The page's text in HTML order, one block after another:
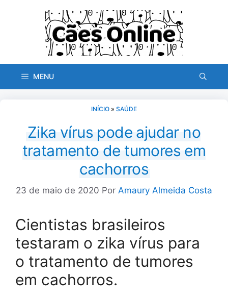
MENU
INÍCIO » SAÚDE
Zika vírus pode ajudar no
tratamento de tumores em
cachorros
23 de maio de 2020 Por Amaury Almeida Costa
Cientistas brasileiros
testaram o zika vírus para
o tratamento de tumores
em cachorros.